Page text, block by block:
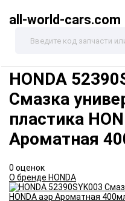
all-world-cars.com
HONDA
Смазка
пластика
Ароматная
0 оценок
О бренде HONDA